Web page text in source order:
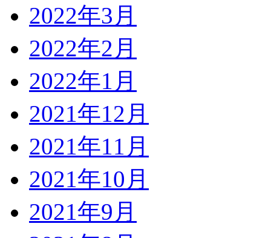
2022年3月
2022年2月
2022年1月
2021年12月
2021年11月
2021年10月
2021年9月